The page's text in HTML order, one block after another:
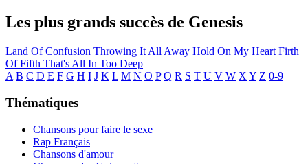
Les plus grands succès de Genesis
Land Of Confusion Throwing It All Away Hold On My Heart Firth
Of Fifth That's All In Too Deep
A B C D E F G H I J K L M N O P Q R S T U V W X Y Z 0-9
Thématiques
Chansons pour faire le sexe
Rap Français
Chansons d'amour